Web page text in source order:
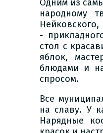
Одним из
народному
-
стол с
яблок,
блюдами и
спросом.
Все
на славу. У
Нарядные